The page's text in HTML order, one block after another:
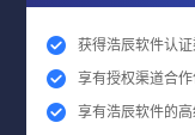
获得浩辰软件认
享有授权渠道合
享有浩辰软件的